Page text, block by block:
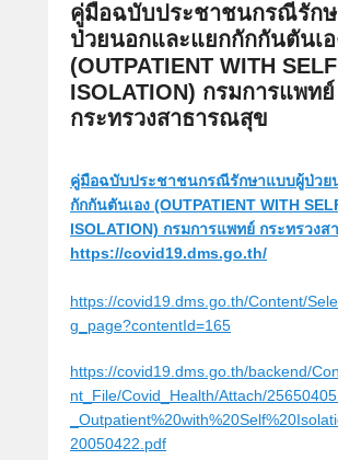
คู่มือฉบับประชาชนกรณีรัก
ป่วยนอกและแยกกักกันตันเอ
(OUTPATIENT WITH SELF
ISOLATION) กรมการแพทย์
กระทรวงสาธารณสุข
คู่มือฉบับประชาชนกรณีรักษาแบบผู้ป่วย
กักกันตันเอง (OUTPATIENT WITH
ISOLATION) กรมการแพทย์ กระทรวง
https://covid19.dms.go.th/
https://covid19.dms.go.th/Content/
g_page?contentId=165
https://covid19.dms.go.th/backend/
nt_File/Covid_Health/Attach/
20050422.pdf